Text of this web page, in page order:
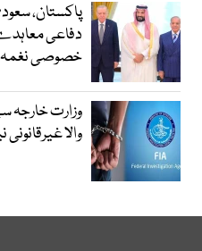
پاکستان،
دفاعی
خصوصی نغمہ
وزارت خارجہ
والا